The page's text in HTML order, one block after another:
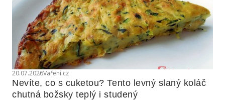
20.07.2026Vaření.cz
Nevíte, co s cuketou? Tento levný slaný koláč
chutná božsky teplý i studený